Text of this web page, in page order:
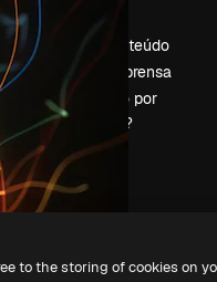
Vender conteúdo
Sala de imprensa
Procurando por
magnific.ai?
to the storing of cookies on